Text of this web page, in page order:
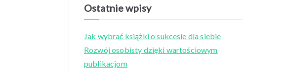
Ostatnie wpisy
Jak wybrać książki o sukcesie dla siebie
Rozwój osobisty dzięki wartościowym
publikacjom